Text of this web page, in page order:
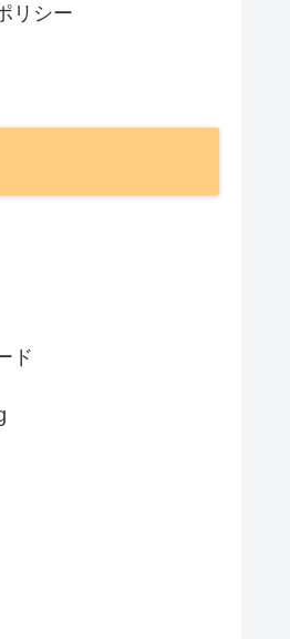
リシー
ド